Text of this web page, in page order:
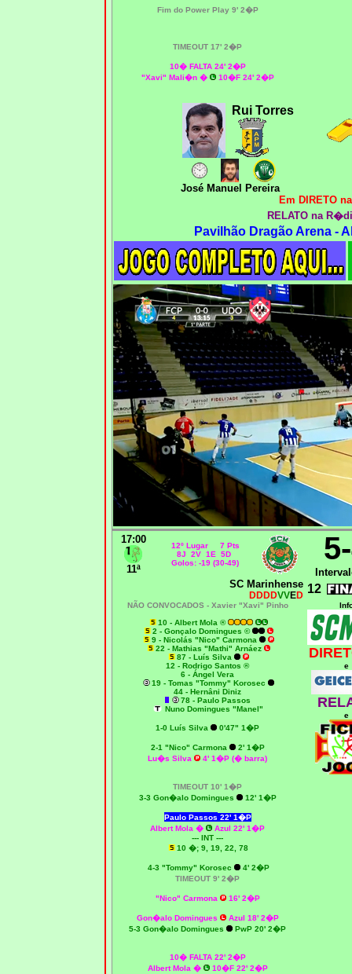
Fim do Power Play 9' 2�P
TIMEOUT 17' 2�P
10� FALTA 24' 2�P
"Xavi" Mali�n� 10�F 24' 2�P
Rui Torres
José Manuel Pereira
Em DIRETO
RELATO na
Pavilhão Dragão Arena -
17:00
11ª
12º Lugar 7 Pts
8J 2V 1E 5D
Golos: -19 (30-49)
SC Marinhense
DDDDVVED 12
NÃO CONVOCADOS - Xavier "Xavi" Pinho
10 - Albert Mola ®
2 - Gonçalo Domingues ©
9 - Nicolás "Nico" Carmona
22 - Mathias "Mathi" Arnáez
87 - Luís Silva
12 - Rodrigo Santos ®
6 - Ángel Vera
19 - Tomas "Tommy" Korosec
44 - Hernâni Diniz
78 - Paulo Passos
Nuno Domingues "Manel"
1-0 Luís Silva 0'47" 1�P
2-1 "Nico" Carmona
2' 1�P
Lu�s Silva
4' 1�P (� barra)
TIMEOUT 10' 1�P
3-3 Gon�alo Domingues 12' 1�P
Paulo Passos 22' 1�P
Albert Mola �
Azul 22' 1�P
--- INT ---
10 �; 9, 19, 22, 78
4-3 "Tommy" Korosec
4' 2�P
TIMEOUT 9' 2�P
"Nico" Carmona 16' 2�P
Gon�alo Domingues
Azul 18' 2�P
5-3 Gon�alo Domingues
PwP 20' 2�P
10� FALTA 22' 2�P
Albert Mola � 10�F 22' 2�P
e
e